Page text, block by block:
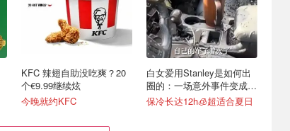
KFC 辣翅自助没吃爽？20
个€9.99继续炫
今晚就约KFC
白女爱用Stanley是如何出
圈的：一场意外事件变成顶
级营销案例
保冷长达12h🧊超适合夏日